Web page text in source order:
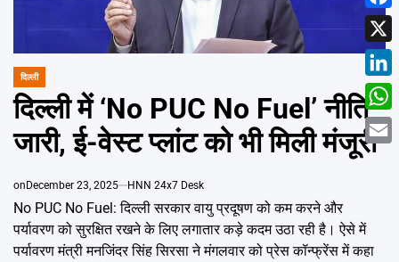
POSTED
IN
दिल्ली
दिल्ली में ‘No PUC No Fuel’ नीति
जारी, ई-वेस्ट प्लांट को भी मिली मंजूरी
onDecember 23, 2025 HNN 24x7 Desk
No PUC No Fuel: दिल्ली सरकार वायु प्रदूषण को कम करने और
पर्यावरण को सुरक्षित रखने के लिए लगातार कड़े कदम उठा रही है। ऐसे में
पर्यावरण मंत्री मनजिंदर सिंह सिरसा ने मंगलवार को प्रेस कॉन्फ्रेंस में कहा
X